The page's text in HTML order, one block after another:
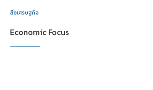
สื่อเศรษฐกิจ
Economic Focus